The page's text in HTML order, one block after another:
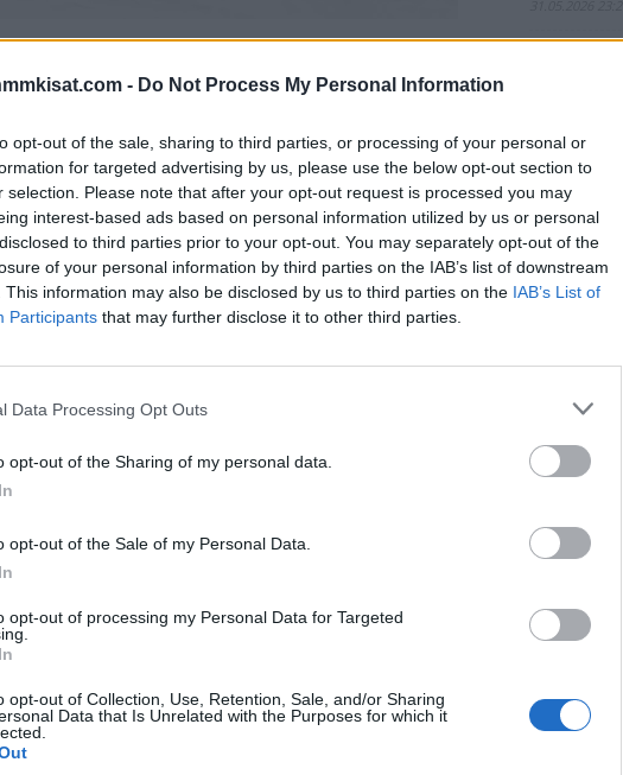
- Do Not Process My Personal Information
opt-out of the sale, sharing to third parties, or processing of your personal or
for targeted advertising by us, please use the below opt-out section to
selection. Please note that after your opt-out request is processed you may
interest-based ads based on personal information utilized by us or personal
to third parties prior to your opt-out. You may separately opt-out of the
of your personal information by third parties on the IAB’s list of downstream
This information may also be disclosed by us to third parties on the IAB’s List of
Participants that may further disclose it to other third parties.
Data Processing Opt Outs
opt-out of the Sharing of my personal data.
opt-out of the Sale of my Personal Data.
opt-out of processing my Personal Data for Targeted
opt-out of Collection, Use, Retention, Sale, and/or Sharing
Data that Is Unrelated with the Purposes for which it
sai todella ikävän sivumaun viime
väkivaltaa. 15-vuotiasta pelaajaa
viikonloppuna todella ikävä välikohtaus kesken
Keenankoki kovia hetkiä kesken ottelun.
puski tätä uudestaan jäähän Keenanin yrittäessä ylös.
kertoja.
Mainos:
tulivat apuun kaataen potkijan jäähän. Koko
alla olevasta twiitistä.
Tässä
Huikeaa
kaatoi
31.05.2026 18:25
nurin ja
Suomi –
näin